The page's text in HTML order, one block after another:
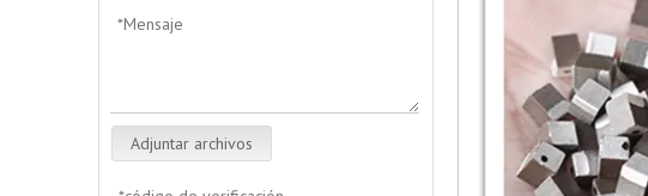
Adjuntar archivos